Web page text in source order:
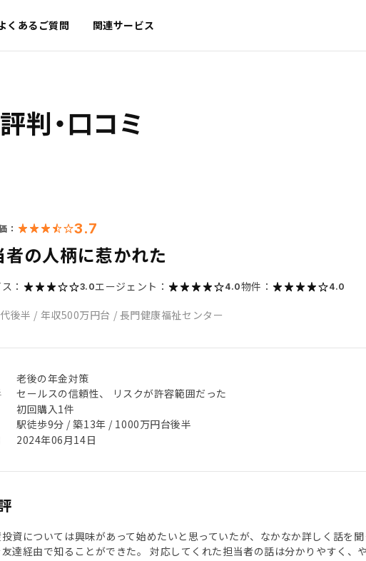
くあるご質問 関連サービス
判・口コミ
： 3.7
者の人柄に惹かれた
： 3.0エージェント： 4.0物件： 4.0
後半 / 年収500万円台 / 長門健康福祉センター
老後の年金対策
セールスの信頼性、 リスクが許容範囲だった
初回購入1件
駅徒歩9分 / 築13年 / 1000万円台後半
2024年06月14日
資については興味があって始めたいと思っていたが、なかなか詳しく話を
達経由で知ることができた。 対応してくれた担当者の話は分かりやすく、